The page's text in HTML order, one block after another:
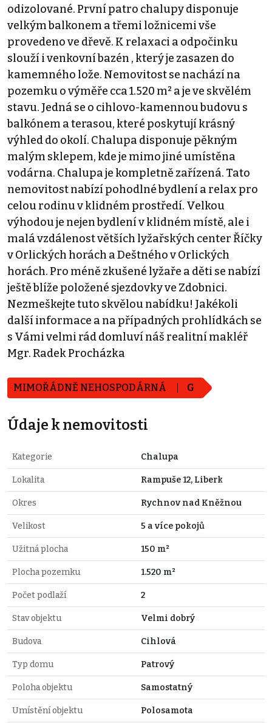
odizolované. První patro chalupy disponuje
velkým balkonem a třemi ložnicemi vše
provedeno ve dřevě. K relaxaci a odpočinku
slouží i venkovní bazén , který je zasazen do
kamemného lože. Nemovitost se nachází na
pozemku o výměře cca 1.520 m² a je ve skvělém
stavu. Jedná se o cihlovo-kamennou budovu s
balkónem a terasou, které poskytují krásný
výhled do okolí. Chalupa disponuje pěkným
malým sklepem, kde je mimo jiné umístěna
vodárna. Chalupa je kompletně zařízená. Tato
nemovitost nabízí pohodlné bydlení a relax pro
celou rodinu v klidném prostředí. Velkou
výhodou je nejen bydlení v klidném místě, ale i
malá vzdálenost větších lyžařských center Říčky
v Orlických horách a Deštného v Orlických
horách. Pro méně zkušené lyžaře a děti se nabízí
ještě blíže položené sjezdovky ve Zdobnici.
Nezmeškejte tuto skvělou nabídku! Jakékoli
další informace a na případných prohlídkách se
s Vámi velmi rád domluví náš realitní makléř
Mgr. Radek Procházka
MIMOŘÁDNĚ NEHOSPODÁRNÁ G
Údaje k nemovitosti
Kategorie Chalupa
Lokalita Rampuše 12, Liberk
Okres Rychnov nad Kněžnou
Velikost 5 a více pokojů
Užitná plocha 150 m²
Plocha pozemku 1.520 m²
Počet podlaží 2
Stav objektu Velmi dobrý
Budova Cihlová
Typ domu Patrový
Poloha objektu Samostatný
Umístění objektu Polosamota